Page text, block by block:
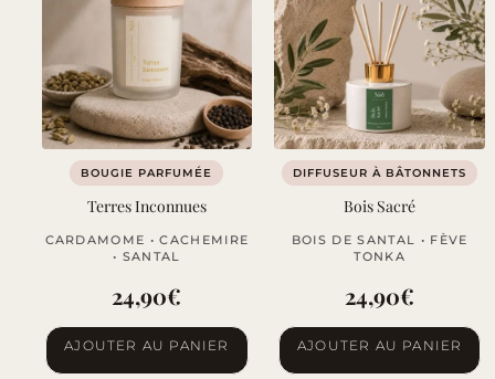
BOUGIE PARFUMÉE
Terres Inconnues
CARDAMOME • CACHEMIRE
• SANTAL
24,90€
AJOUTER AU PANIER
DIFFUSEUR À BÂTONNETS
Bois Sacré
BOIS DE SANTAL • FÈVE
TONKA
24,90€
AJOUTER AU PANIER